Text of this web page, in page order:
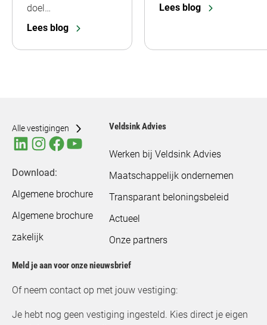
doel…
Lees blog
Lees blog
Alle vestigingen
Download:
Algemene brochure
Algemene brochure
zakelijk
Veldsink Advies
Werken bij Veldsink Advies
Maatschappelijk ondernemen
Transparant beloningsbeleid
Actueel
Onze partners
Meld je aan voor onze nieuwsbrief
Of neem contact op met jouw vestiging:
Je hebt nog geen vestiging ingesteld. Kies direct je eigen